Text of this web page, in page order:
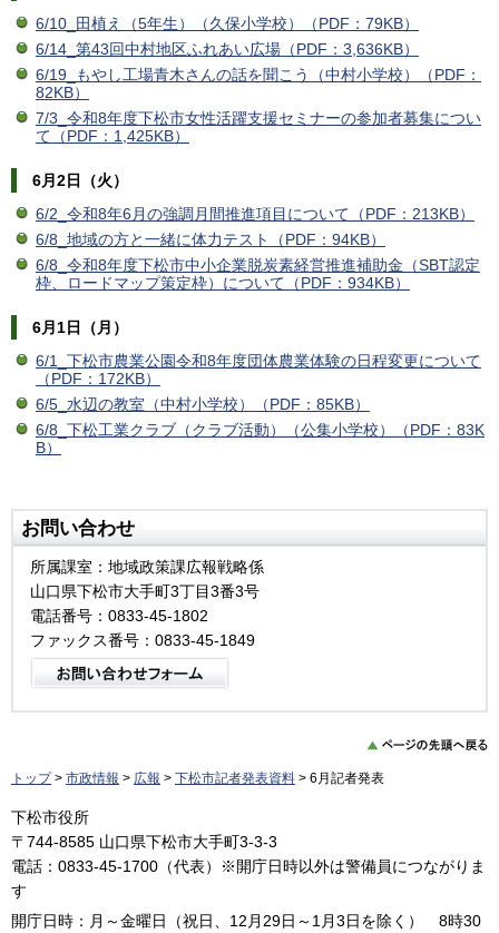
6/10_田植え（5年生）（久保小学校）（PDF：79KB）
6/14_第43回中村地区ふれあい広場（PDF：3,636KB）
6/19_もやし工場青木さんの話を聞こう（中村小学校）（PDF：
82KB）
7/3_令和8年度下松市女性活躍支援セミナーの参加者募集につい
て（PDF：1,425KB）
6月2日（火）
6/2_令和8年6月の強調月間推進項目について（PDF：213KB）
6/8_地域の方と一緒に体力テスト（PDF：94KB）
6/8_令和8年度下松市中小企業脱炭素経営推進補助金（SBT認定
枠、ロードマップ策定枠）について（PDF：934KB）
6月1日（月）
6/1_下松市農業公園令和8年度団体農業体験の日程変更について
（PDF：172KB）
6/5_水辺の教室（中村小学校）（PDF：85KB）
6/8_下松工業クラブ（クラブ活動）（公集小学校）（PDF：83K
B）
お問い合わせ
所属課室：地域政策課広報戦略係
山口県下松市大手町3丁目3番3号
電話番号：0833-45-1802
ファックス番号：0833-45-1849
トップ> 市政情報 > 広報 > 下松市記者発表資料 > 6月記者発表
下松市役所
〒744-8585 山口県下松市大手町3-3-3
電話：0833-45-1700（代表）※開庁日時以外は警備員につながりま
す
開庁日時：月～金曜日（祝日、12月29日～1月3日を除く） 8時30